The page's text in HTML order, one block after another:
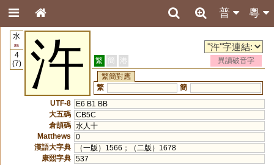
粵
普
水
85
4
(7)
汻 繁 簡 港
異讀破音字
繁簡對應
繁
簡
UTF-8
E6 B1 BB
大五碼 CB5C
倉頡碼 水人十
Matthews
0
漢語大字典
（一版）1566；（二版）1678
康熙字典 537